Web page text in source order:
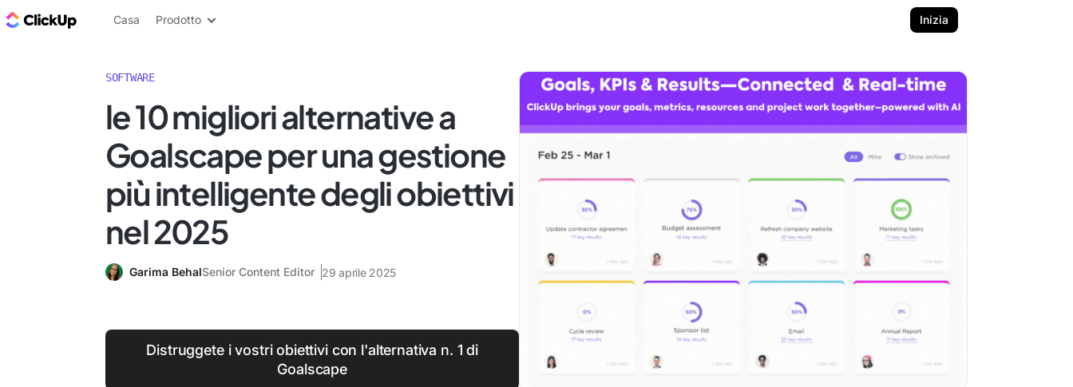
Blog di ClickUp
Casa Prodotto Inizia
SOFTWARE
le 10 migliori alternative a
Goalscape per una gestione
più intelligente degli obiettivi
nel 2025
Garima BehalSenior Content Editor 29 aprile 2025
Distruggete i vostri obiettivi con l'alternativa n. 1 di
Goalscape